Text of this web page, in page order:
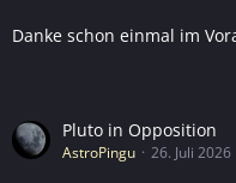
Danke schon einmal im
Pluto in Opposition
AstroPingu 26. Juli 2026